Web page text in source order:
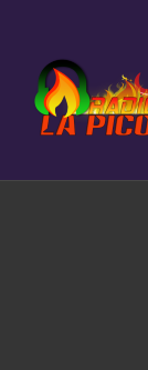
contenido